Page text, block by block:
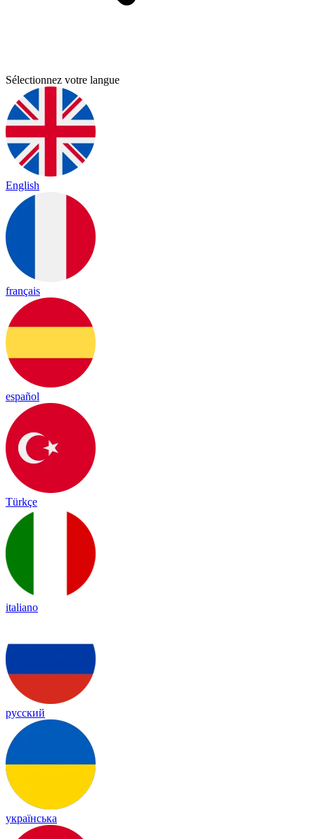
Sélectionnez votre langue
English
français
español
Türkçe
italiano
русский
українська